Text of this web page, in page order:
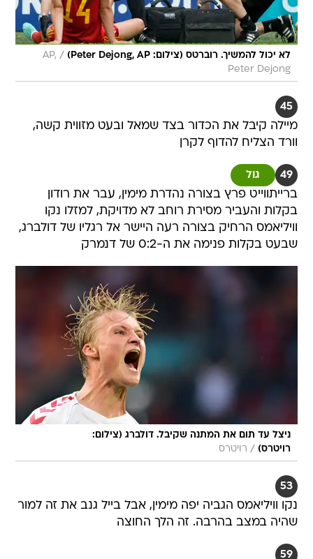
לא יכול להמשיך. רוברטס (צילום: Peter Dejong, AP) /
AP,
Peter Dejong
45
מיילה קיבל את הכדור בצד שמאל ובעט מזווית קשה,
וורד הצליח להדוף לקרן
49 גול
ברייתווייט פרץ בצורה נהדרת מימין, עבר את רודון
בקלות והעביר מסירת רוחב לא מדויקת, למזלו נקו
וויליאמס הרחיק בצורה רעה היישר אל רגליו של דולברג,
שבעט בקלות פנימה את ה-0:2 של דנמרק
ניצל עד תום את המתנה שקיבל. דולברג (צילום:
רויטרס) / רויטרס
53
נקו וויליאמס הגביה יפה מימין, אבל בייל גנב את זה למור
שהיה במצב בהרבה. זה הלך החוצה
59